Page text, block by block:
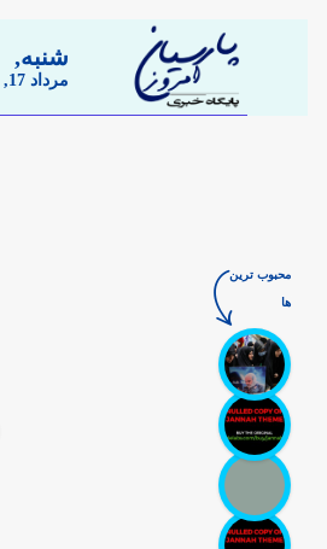
شنبه,
مرداد 17, 1405
محبوب ترین
ها